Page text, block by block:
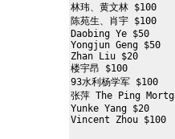
林玮、黄文林 $100
陈苑生、肖宇 $100
Daobing Ye $50
Yongjun Geng $50
Zhan Liu $20
楼宇昂 $100
93水利杨学军 $100
张萍 The Ping
Yunke Yang $20
Vincent Zhou $100